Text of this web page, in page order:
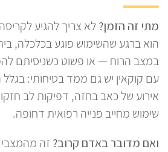
מתי זה הזמן?לא צריך להגיע
הוא ברגע שהשימוש פוגע בכלכלה,
במצב הרוח — או פשוט כשניסיתם
עם קוקאין יש גם ממד בטיחותי: בגלל
אירוע של כאב בחזה, דפיקות לב
שימוש מחייב פנייה רפואית דחופה.
ואם מדובר באדם קרוב? זה